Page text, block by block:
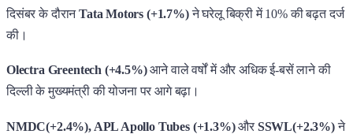
दिसंबर के दौरानTata Motors (+1.7%)ने घरेलू बिक्री में 10% की बढ़त दर्ज
की।
Olectra Greentech (+4.5%)आने वाले वर्षों में और अधिक ई-बसें लाने की
दिल्ली के मुख्यमंत्री की योजना पर आगे बढ़ा।
NMDC(+2.4%), APL Apollo Tubes (+1.3%)और SSWL(+2.3%)ने